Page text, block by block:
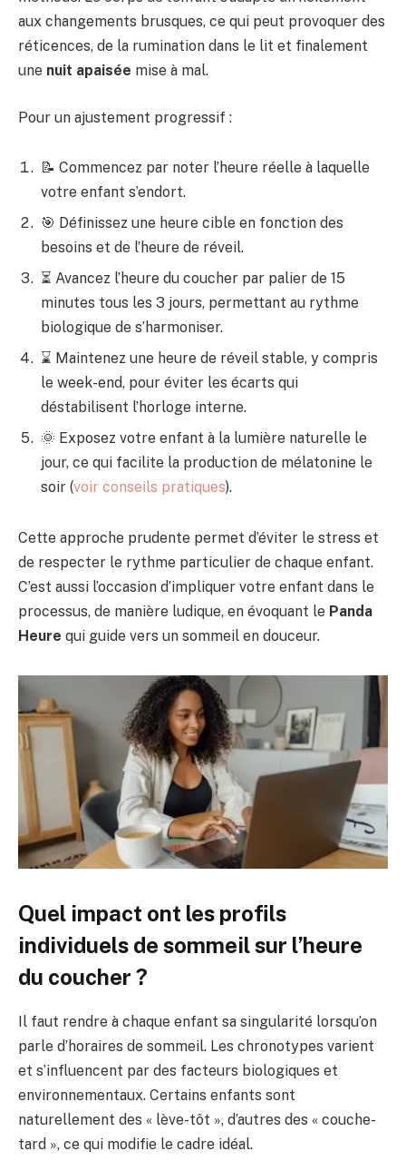
aux changements brusques, ce qui peut provoquer des
réticences, de la rumination dans le lit et finalement
une nuit apaisée mise à mal.
Pour un ajustement progressif :
📝 Commencez par noter l’heure réelle à laquelle
votre enfant s’endort.
🎯 Définissez une heure cible en fonction des
besoins et de l’heure de réveil.
⏳ Avancez l’heure du coucher par palier de 15
minutes tous les 3 jours, permettant au rythme
biologique de s’harmoniser.
⌛ Maintenez une heure de réveil stable, y compris
le week-end, pour éviter les écarts qui
déstabilisent l’horloge interne.
🌞 Exposez votre enfant à la lumière naturelle le
jour, ce qui facilite la production de mélatonine le
soir (voir conseils pratiques).
Cette approche prudente permet d’éviter le stress et
de respecter le rythme particulier de chaque enfant.
C’est aussi l’occasion d’impliquer votre enfant dans le
processus, de manière ludique, en évoquant le Panda
Heure qui guide vers un sommeil en douceur.
Quel impact ont les profils
individuels de sommeil sur l’heure
du coucher ?
Il faut rendre à chaque enfant sa singularité lorsqu’on
parle d’horaires de sommeil. Les chronotypes varient
et s’influencent par des facteurs biologiques et
environnementaux. Certains enfants sont
naturellement des « lève-tôt », d’autres des « couche-
tard », ce qui modifie le cadre idéal.